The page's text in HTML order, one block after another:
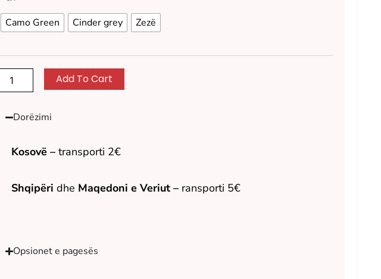
Camo Green Cinder grey Zezë
Add To Cart
Dorëzimi
Kosovë – transporti 2€
Shqipëri dhe Maqedoni e Veriut – ransporti 5€
Opsionet e pagesës